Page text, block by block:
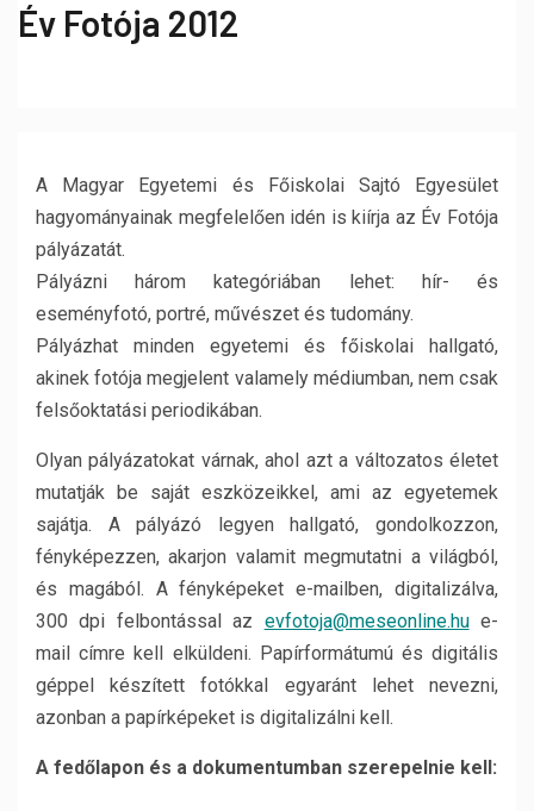
Év Fotója 2012
A Magyar Egyetemi és Főiskolai Sajtó Egyesület
hagyományainak megfelelően idén is kiírja az Év Fotója
pályázatát.
Pályázni három kategóriában lehet: hír- és
eseményfotó, portré, művészet és tudomány.
Pályázhat minden egyetemi és főiskolai hallgató,
akinek fotója megjelent valamely médiumban, nem csak
felsőoktatási periodikában.
Olyan pályázatokat várnak, ahol azt a változatos életet
mutatják be saját eszközeikkel, ami az egyetemek
sajátja. A pályázó legyen hallgató, gondolkozzon,
fényképezzen, akarjon valamit megmutatni a világból,
és magából. A fényképeket e-mailben, digitalizálva,
300 dpi felbontással az evfotoja@meseonline.hue-
mail címre kell elküldeni. Papírformátumú és digitális
géppel készített fotókkal egyaránt lehet nevezni,
azonban a papírképeket is digitalizálni kell.
A fedőlapon és a dokumentumban szerepelnie kell: